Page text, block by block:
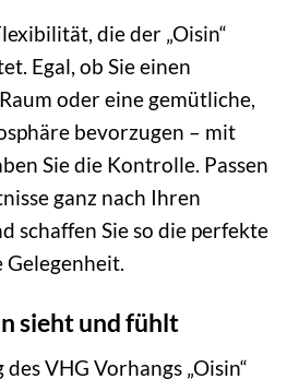
die der „Oisin“
Egal, ob Sie einen
oder eine gemütliche,
bevorzugen – mit
Sie die Kontrolle. Passen
ganz nach Ihren
schaffen Sie so die perfekte
Gelegenheit.
sieht und fühlt
VHG Vorhangs „Oisin“